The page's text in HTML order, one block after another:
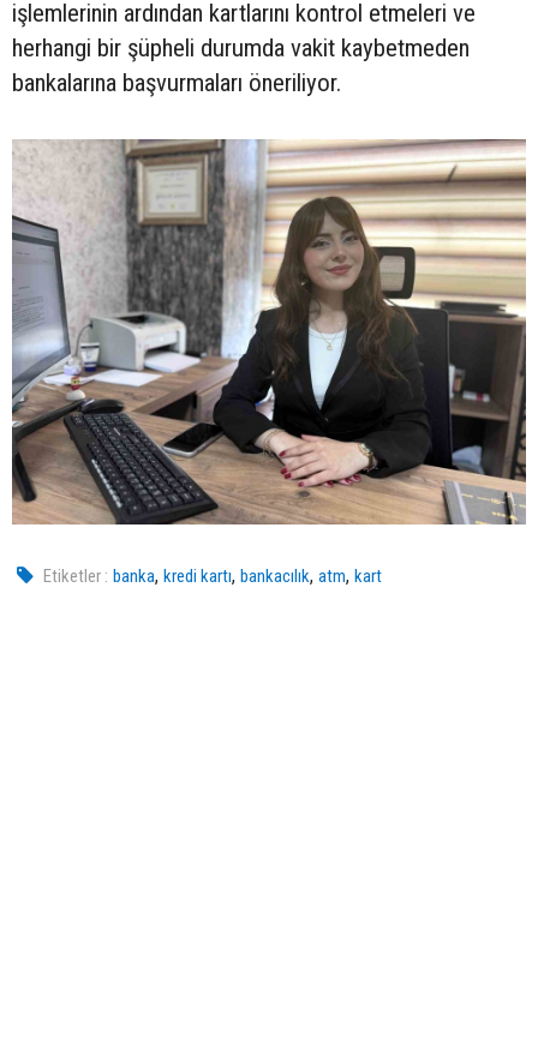
işlemlerinin ardından kartlarını kontrol etmeleri ve
herhangi bir şüpheli durumda vakit kaybetmeden
bankalarına başvurmaları öneriliyor.
Etiketler : banka,kredi kartı,bankacılık,atm,kart